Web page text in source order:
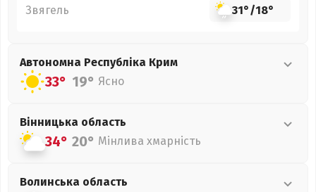
Звягель 31°/18°
Автономна Республіка Крим
33° 19° Ясно
Вінницька область
34° 20° Мінлива хмарність
Волинська область